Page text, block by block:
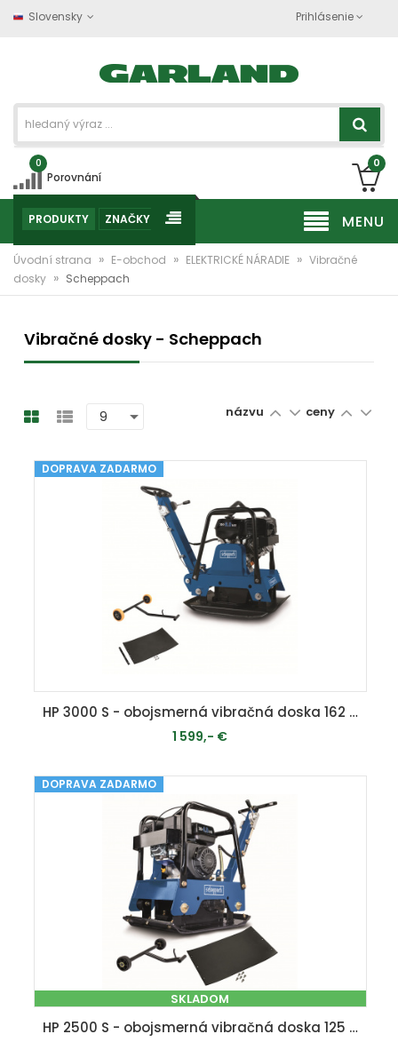
Slovensky Prihlásenie
0
Porovnání
0
MENU
PRODUKTY ZNAČKY
Úvodní strana » E-obchod » ELEKTRICKÉ NÁRADIE » Vibračné
dosky » Scheppach
Vibračné dosky - Scheppach
názvu ceny
DOPRAVA ZADARMO
HP 3000 S - obojsmerná vibračná doska 162 kg
1 599,- €
MOMENTÁLNE VYPREDANÉ
DOPRAVA ZADARMO
SKLADOM
HP 2500 S - obojsmerná vibračná doska 125 kg